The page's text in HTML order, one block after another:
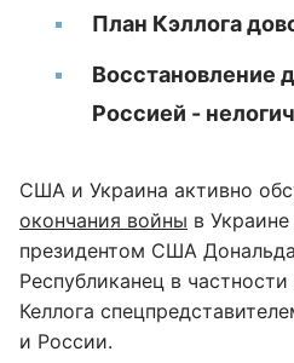
План Кэллога
Восстановление
Россией -
США и Украина активно
окончания войны в
президентом США
Республиканец в
Келлога
и России.